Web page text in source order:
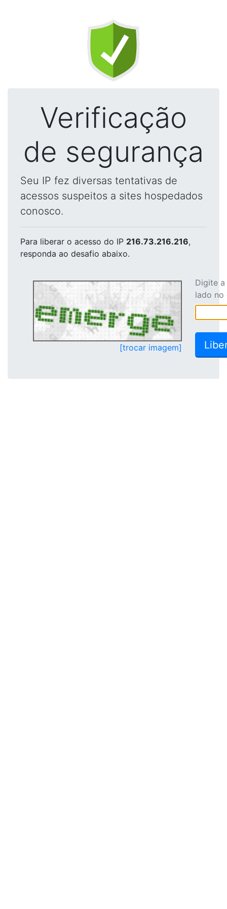
Verificação
de segurança
Seu IP fez diversas tentativas de
acessos suspeitos a sites hospedados
conosco.
Para liberar o acesso do IP 216.73.216.216,
responda ao desafio abaixo.
[trocar imagem]
Digite
lado no